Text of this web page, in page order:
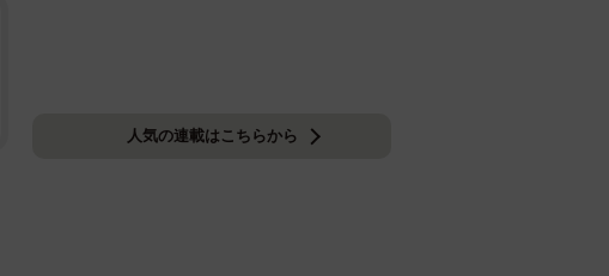
人気の連載はこちらから